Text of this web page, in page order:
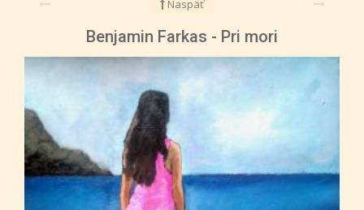
Naspäť
Benjamin Farkas - Pri mori